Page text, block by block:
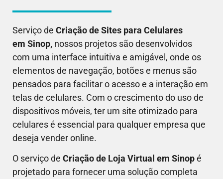
Serviço de Criação de Sites para Celulares
em Sinop, nossos projetos são desenvolvidos
com uma interface intuitiva e amigável, onde os
elementos de navegação, botões e menus são
pensados para facilitar o acesso e a interação em
telas de celulares. Com o crescimento do uso de
dispositivos móveis, ter um site otimizado para
celulares é essencial para qualquer empresa que
deseja vender online.
O serviço de Criação de Loja Virtual em Sinopé
projetado para fornecer uma solução completa